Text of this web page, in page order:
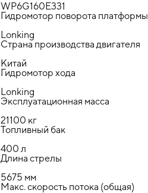
WP6G160E331
Гидромотор поворота платформы
Lonking
Страна производства двигателя
Китай
Гидромотор хода
Lonking
Эксплуатационная масса
21100 кг
Топливный бак
400 л
Длина стрелы
5675 мм
Макс. скорость потока (общая)